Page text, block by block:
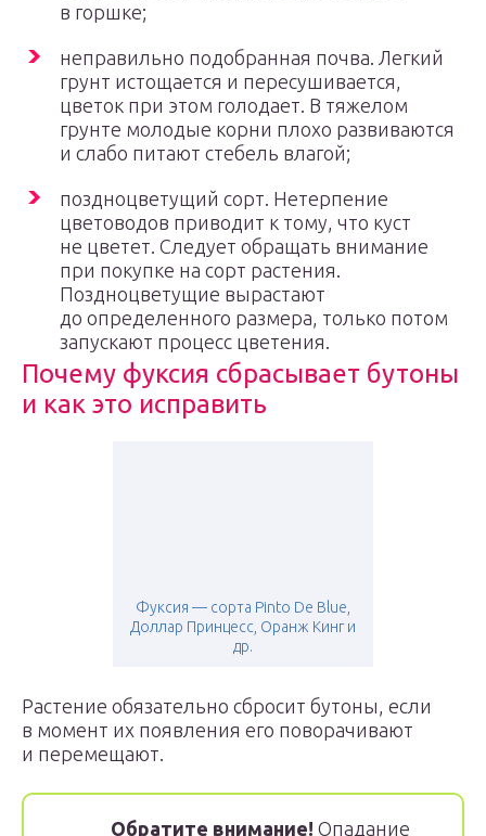
в горшке;
неправильно подобранная почва. Легкий
грунт истощается и пересушивается,
цветок при этом голодает. В тяжелом
грунте молодые корни плохо развиваются
и слабо питают стебель влагой;
поздноцветущий сорт. Нетерпение
цветоводов приводит к тому, что куст
не цветет. Следует обращать внимание
при покупке на сорт растения.
Поздноцветущие вырастают
до определенного размера, только потом
запускают процесс цветения.
Почему фуксия сбрасывает бутоны
и как это исправить
Фуксия — сорта Pinto De Blue,
Доллар Принцесс, Оранж Кинг и
др.
Растение обязательно сбросит бутоны, если
в момент их появления его поворачивают
и перемещают.
Обратите внимание! Опадание